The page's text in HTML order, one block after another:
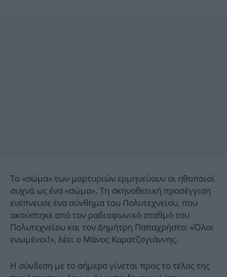
Το «σώμα» των μαρτυριών ερμηνεύουν οι ηθοποιοί
συχνά ως ένα «σώμα». Τη σκηνοθετική προσέγγιση
ενέπνευσε ένα σύνθημα του Πολυτεχνείου, που
ακούστηκε από τον ραδιοφωνικό σταθμό του
Πολυτεχνείου και τον Δημήτρη Παπαχρήστο: «Όλοι
ενωμένοι!», λέει ο Μάνος Καρατζογιάννης.
Η σύνδεση με το σήμερα γίνεται προς το τέλος της